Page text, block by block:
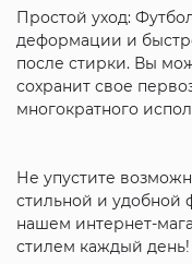
Простой уход:
деформации и
после стирки. Вы
сохранит свое
многократного
Не упустите
стильной и удобной
нашем интернет-
стилем каждый день!